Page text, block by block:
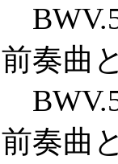
曲
曲